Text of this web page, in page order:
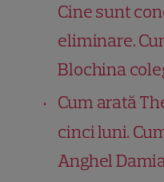
Cine sunt
eliminare.
Blochina
Cum arată
cinci luni.
Anghel